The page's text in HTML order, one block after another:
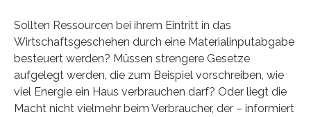
Sollten Ressourcen bei ihrem Eintritt in das
Wirtschaftsgeschehen durch eine Materialinputabgabe
besteuert werden? Müssen strengere Gesetze
aufgelegt werden, die zum Beispiel vorschreiben, wie
viel Energie ein Haus verbrauchen darf? Oder liegt die
Macht nicht vielmehr beim Verbraucher, der – informiert